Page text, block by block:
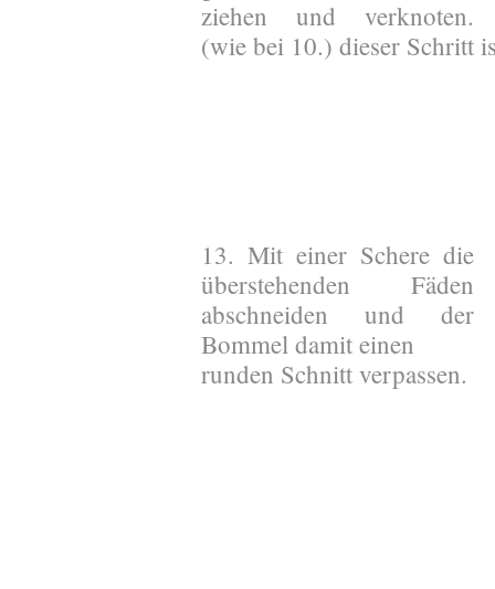
ziehen und verknoten.
(wie bei 10.) dieser Schritt
13. Mit einer Schere die
überstehenden Fäden
abschneiden und der
Bommel damit einen
runden Schnitt verpassen.